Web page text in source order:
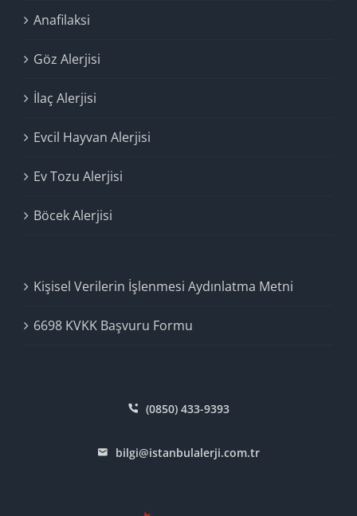
Anafilaksi
Göz Alerjisi
İlaç Alerjisi
Evcil Hayvan Alerjisi
Ev Tozu Alerjisi
Böcek Alerjisi
Kişisel Verilerin İşlenmesi Aydınlatma Metni
6698 KVKK Başvuru Formu
(0850) 433-9393
bilgi@istanbulalerji.com.tr